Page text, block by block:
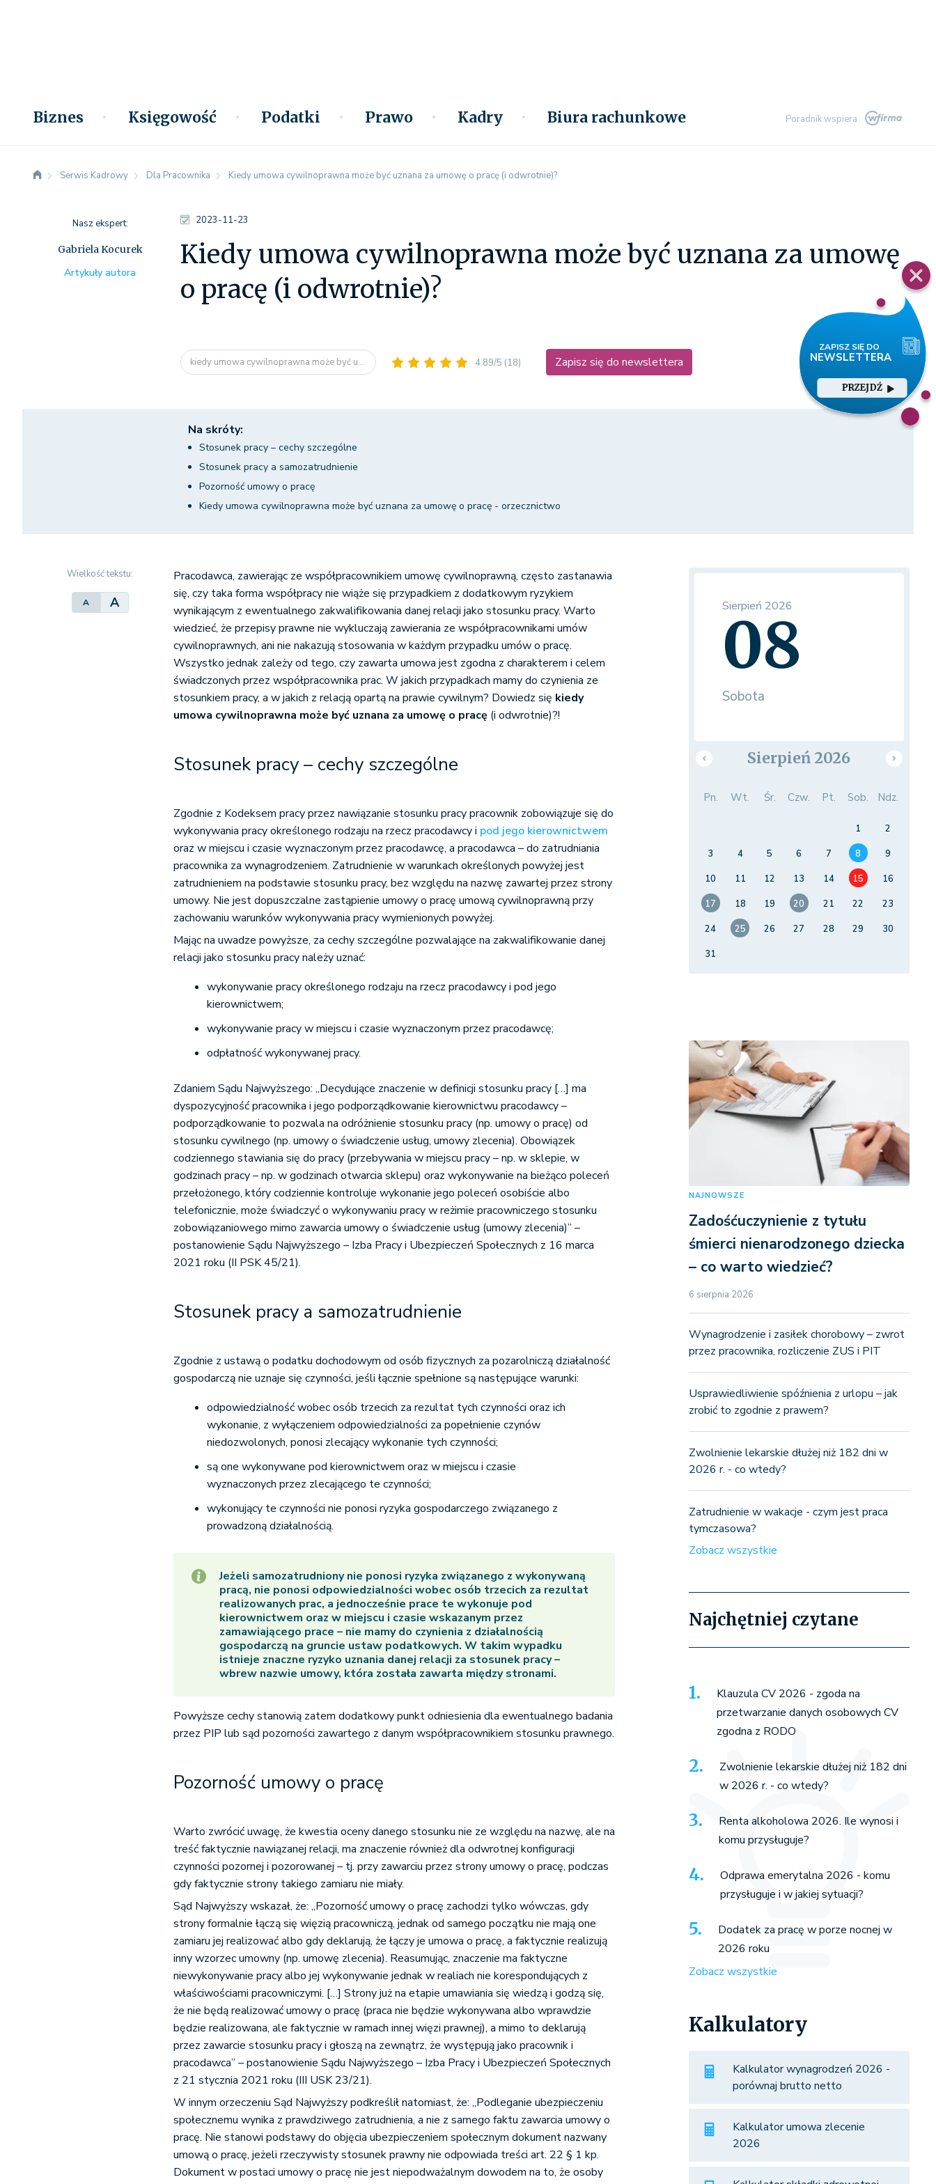
Biznes Księgowość Podatki Prawo Kadry Biura rachunkowe Poradnik wspiera
PRZEJDŹ
Serwis Kadrowy Dla Pracownika Kiedy umowa cywilnoprawna może być uznana za umowę o pracę (i odwrotnie)?
2023-11-23
Kiedy umowa cywilnoprawna może być uznana za umowę
o pracę (i odwrotnie)?
kiedy umowa cywilnoprawna może być u... 4.89/5 (18) Zapisz się do newslettera
Nasz ekspert:
Gabriela Kocurek
Artykuły autora
Na skróty:
Stosunek pracy – cechy szczególne
Stosunek pracy a samozatrudnienie
Pozorność umowy o pracę
Kiedy umowa cywilnoprawna może być uznana za umowę o pracę - orzecznictwo
Wielkość tekstu:
A A
Pracodawca, zawierając ze współpracownikiem umowę cywilnoprawną, często zastanawia
się, czy taka forma współpracy nie wiąże się przypadkiem z dodatkowym ryzykiem
wynikającym z ewentualnego zakwalifikowania danej relacji jako stosunku pracy. Warto
wiedzieć, że przepisy prawne nie wykluczają zawierania ze współpracownikami umów
cywilnoprawnych, ani nie nakazują stosowania w każdym przypadku umów o pracę.
Wszystko jednak zależy od tego, czy zawarta umowa jest zgodna z charakterem i celem
świadczonych przez współpracownika prac. W jakich przypadkach mamy do czynienia ze
stosunkiem pracy, a w jakich z relacją opartą na prawie cywilnym? Dowiedz się kiedy
umowa cywilnoprawna może być uznana za umowę o pracę (i odwrotnie)?!
Stosunek pracy – cechy szczególne
Zgodnie z Kodeksem pracy przez nawiązanie stosunku pracy pracownik zobowiązuje się do
wykonywania pracy określonego rodzaju na rzecz pracodawcy i pod jego kierownictwem
oraz w miejscu i czasie wyznaczonym przez pracodawcę, a pracodawca – do zatrudniania
pracownika za wynagrodzeniem. Zatrudnienie w warunkach określonych powyżej jest
zatrudnieniem na podstawie stosunku pracy, bez względu na nazwę zawartej przez strony
umowy. Nie jest dopuszczalne zastąpienie umowy o pracę umową cywilnoprawną przy
zachowaniu warunków wykonywania pracy wymienionych powyżej.
Mając na uwadze powyższe, za cechy szczególne pozwalające na zakwalifikowanie danej
relacji jako stosunku pracy należy uznać:
wykonywanie pracy określonego rodzaju na rzecz pracodawcy i pod jego
kierownictwem;
wykonywanie pracy w miejscu i czasie wyznaczonym przez pracodawcę;
odpłatność wykonywanej pracy.
Zdaniem Sądu Najwyższego: „Decydujące znaczenie w definicji stosunku pracy […] ma
dyspozycyjność pracownika i jego podporządkowanie kierownictwu pracodawcy –
podporządkowanie to pozwala na odróżnienie stosunku pracy (np. umowy o pracę) od
stosunku cywilnego (np. umowy o świadczenie usług, umowy zlecenia). Obowiązek
codziennego stawiania się do pracy (przebywania w miejscu pracy – np. w sklepie, w
godzinach pracy – np. w godzinach otwarcia sklepu) oraz wykonywanie na bieżąco poleceń
przełożonego, który codziennie kontroluje wykonanie jego poleceń osobiście albo
telefonicznie, może świadczyć o wykonywaniu pracy w reżimie pracowniczego stosunku
zobowiązaniowego mimo zawarcia umowy o świadczenie usług (umowy zlecenia)” –
postanowienie Sądu Najwyższego – Izba Pracy i Ubezpieczeń Społecznych z 16 marca
2021 roku (II PSK 45/21).
Stosunek pracy a samozatrudnienie
Zgodnie z ustawą o podatku dochodowym od osób fizycznych za pozarolniczą działalność
gospodarczą nie uznaje się czynności, jeśli łącznie spełnione są następujące warunki:
odpowiedzialność wobec osób trzecich za rezultat tych czynności oraz ich
wykonanie, z wyłączeniem odpowiedzialności za popełnienie czynów
niedozwolonych, ponosi zlecający wykonanie tych czynności;
są one wykonywane pod kierownictwem oraz w miejscu i czasie
wyznaczonych przez zlecającego te czynności;
wykonujący te czynności nie ponosi ryzyka gospodarczego związanego z
prowadzoną działalnością.
Jeżeli samozatrudniony nie ponosi ryzyka związanego z wykonywaną
pracą, nie ponosi odpowiedzialności wobec osób trzecich za rezultat
realizowanych prac, a jednocześnie prace te wykonuje pod
kierownictwem oraz w miejscu i czasie wskazanym przez
zamawiającego prace – nie mamy do czynienia z działalnością
gospodarczą na gruncie ustaw podatkowych. W takim wypadku
istnieje znaczne ryzyko uznania danej relacji za stosunek pracy –
wbrew nazwie umowy, która została zawarta między stronami.
Powyższe cechy stanowią zatem dodatkowy punkt odniesienia dla ewentualnego badania
przez PIP lub sąd pozorności zawartego z danym współpracownikiem stosunku prawnego.
Pozorność umowy o pracę
Warto zwrócić uwagę, że kwestia oceny danego stosunku nie ze względu na nazwę, ale na
treść faktycznie nawiązanej relacji, ma znaczenie również dla odwrotnej konfiguracji
czynności pozornej i pozorowanej – tj. przy zawarciu przez strony umowy o pracę, podczas
gdy faktycznie strony takiego zamiaru nie miały.
Sąd Najwyższy wskazał, że: „Pozorność umowy o pracę zachodzi tylko wówczas, gdy
strony formalnie łączą się więzią pracowniczą, jednak od samego początku nie mają one
zamiaru jej realizować albo gdy deklarują, że łączy je umowa o pracę, a faktycznie realizują
inny wzorzec umowny (np. umowę zlecenia). Reasumując, znaczenie ma faktyczne
niewykonywanie pracy albo jej wykonywanie jednak w realiach nie korespondujących z
właściwościami pracowniczymi. […] Strony już na etapie umawiania się wiedzą i godzą się,
że nie będą realizować umowy o pracę (praca nie będzie wykonywana albo wprawdzie
będzie realizowana, ale faktycznie w ramach innej więzi prawnej), a mimo to deklarują
przez zawarcie stosunku pracy i głoszą na zewnątrz, że występują jako pracownik i
pracodawca” – postanowienie Sądu Najwyższego – Izba Pracy i Ubezpieczeń Społecznych
z 21 stycznia 2021 roku (III USK 23/21).
W innym orzeczeniu Sąd Najwyższy podkreślił natomiast, że: „Podleganie ubezpieczeniu
społecznemu wynika z prawdziwego zatrudnienia, a nie z samego faktu zawarcia umowy o
pracę. Nie stanowi podstawy do objęcia ubezpieczeniem społecznym dokument nazwany
umową o pracę, jeżeli rzeczywisty stosunek prawny nie odpowiada treści art. 22 § 1 kp.
Dokument w postaci umowy o pracę nie jest niepodważalnym dowodem na to, że osoby
Sierpień 2026
08
Sobota
Sierpień 2026
Pn. Wt. Śr. Czw. Pt. Sob. Ndz.
1
2
3
4 5 6 7 8
9
10
11 12 13 14 15
16
17
18 19 20 21 22
23
24
25 26 27 28 29
30
31
NAJNOWSZE
Zadośćuczynienie z tytułu
śmierci nienarodzonego dziecka
– co warto wiedzieć?
6 sierpnia 2026
Wynagrodzenie i zasiłek chorobowy – zwrot
przez pracownika, rozliczenie ZUS i PIT
Usprawiedliwienie spóźnienia z urlopu – jak
zrobić to zgodnie z prawem?
Zwolnienie lekarskie dłużej niż 182 dni w
2026 r. - co wtedy?
Zatrudnienie w wakacje - czym jest praca
tymczasowa?
Zobacz wszystkie
Najchętniej czytane
Klauzula CV 2026 - zgoda na
przetwarzanie danych osobowych CV
zgodna z RODO
Zwolnienie lekarskie dłużej niż 182 dni
w 2026 r. - co wtedy?
Renta alkoholowa 2026. Ile wynosi i
komu przysługuje?
Odprawa emerytalna 2026 - komu
przysługuje i w jakiej sytuacji?
Dodatek za pracę w porze nocnej w
2026 roku
Zobacz wszystkie
Kalkulatory
Kalkulator wynagrodzeń 2026 -
porównaj brutto netto
Kalkulator umowa zlecenie
2026